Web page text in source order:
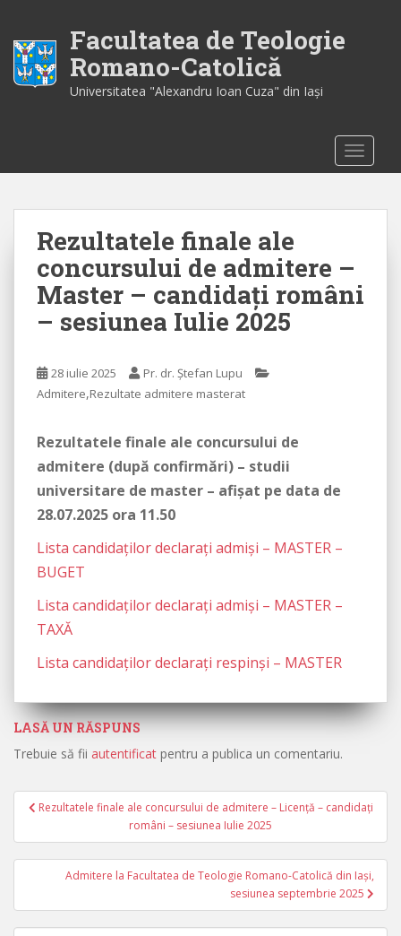
i
Facultatea de Teologie
Romano-Catolică
Universitatea "Alexandru Ioan Cuza" din Iaşi
Rezultatele finale ale
concursului de admitere –
Master – candidați români
– sesiunea Iulie 2025
28 iulie 2025
Pr. dr. Ștefan Lupu
Admitere,Rezultate admitere masterat
Rezultatele finale ale concursului de
admitere (după confirmări) – studii
universitare de master – afișat pe data de
28.07.2025 ora 11.50
Lista candidaților declarați admiși – MASTER –
BUGET
Lista candidaților declarați admiși – MASTER –
TAXĂ
Lista candidaților declarați respinși – MASTER
LASĂ UN RĂSPUNS
Trebuie să fii autentificat pentru a publica un comentariu.
Navigare în articole
Rezultatele finale ale concursului de admitere – Licență – candidați
români – sesiunea Iulie 2025
Admitere la Facultatea de Teologie Romano-Catolică din Iași,
sesiunea septembrie 2025